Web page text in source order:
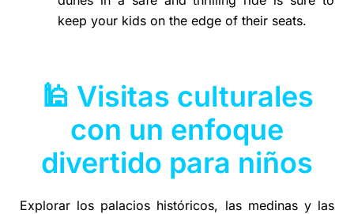
keep your kids on the edge of their seats.
🕌 Visitas culturales
con un enfoque
divertido para niños
Explorar los palacios históricos, las medinas y las